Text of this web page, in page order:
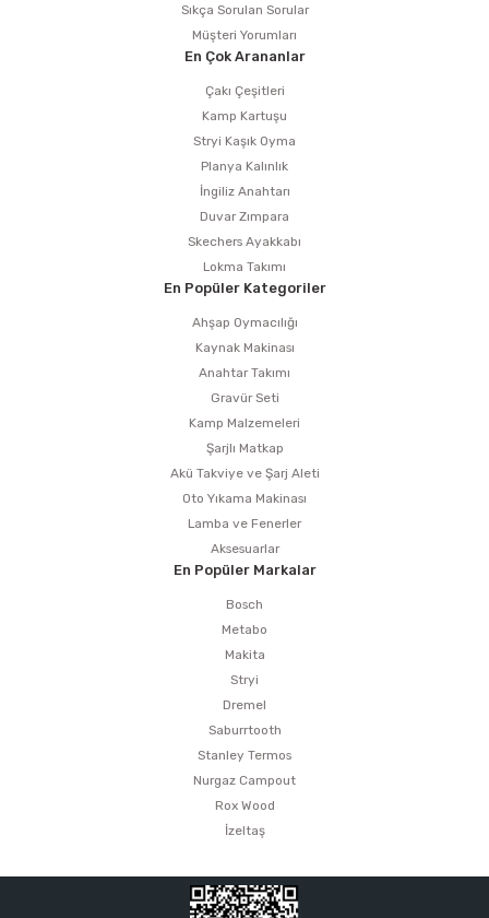
Sıkça Sorulan Sorular
Müşteri Yorumları
En Çok Arananlar
Çakı Çeşitleri
Kamp Kartuşu
Stryi Kaşık Oyma
Planya Kalınlık
İngiliz Anahtarı
Duvar Zımpara
Skechers Ayakkabı
Lokma Takımı
En Popüler Kategoriler
Ahşap Oymacılığı
Kaynak Makinası
Anahtar Takımı
Gravür Seti
Kamp Malzemeleri
Şarjlı Matkap
Akü Takviye ve Şarj Aleti
Oto Yıkama Makinası
Lamba ve Fenerler
Aksesuarlar
En Popüler Markalar
Bosch
Metabo
Makita
Stryi
Dremel
Saburrtooth
Stanley Termos
Nurgaz Campout
Rox Wood
İzeltaş